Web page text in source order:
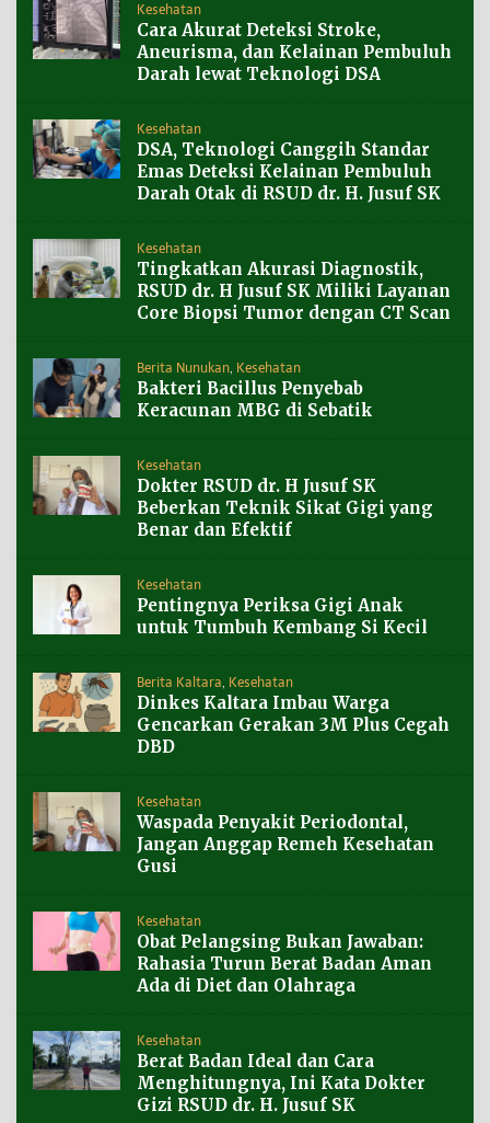
Kesehatan
Cara Akurat Deteksi Stroke,
Aneurisma, dan Kelainan Pembuluh
Darah lewat Teknologi DSA
Kesehatan
DSA, Teknologi Canggih Standar
Emas Deteksi Kelainan Pembuluh
Darah Otak di RSUD dr. H. Jusuf SK
Kesehatan
Tingkatkan Akurasi Diagnostik,
RSUD dr. H Jusuf SK Miliki Layanan
Core Biopsi Tumor dengan CT Scan
Berita Nunukan Kesehatan
Bakteri Bacillus Penyebab
Keracunan MBG di Sebatik
Kesehatan
Dokter RSUD dr. H Jusuf SK
Beberkan Teknik Sikat Gigi yang
Benar dan Efektif
Kesehatan
Pentingnya Periksa Gigi Anak
untuk Tumbuh Kembang Si Kecil
Berita Kaltara Kesehatan
Dinkes Kaltara Imbau Warga
Gencarkan Gerakan 3M Plus Cegah
DBD
Kesehatan
Waspada Penyakit Periodontal,
Jangan Anggap Remeh Kesehatan
Gusi
Kesehatan
Obat Pelangsing Bukan Jawaban:
Rahasia Turun Berat Badan Aman
Ada di Diet dan Olahraga
Kesehatan
Berat Badan Ideal dan Cara
Menghitungnya, Ini Kata Dokter
Gizi RSUD dr. H. Jusuf SK